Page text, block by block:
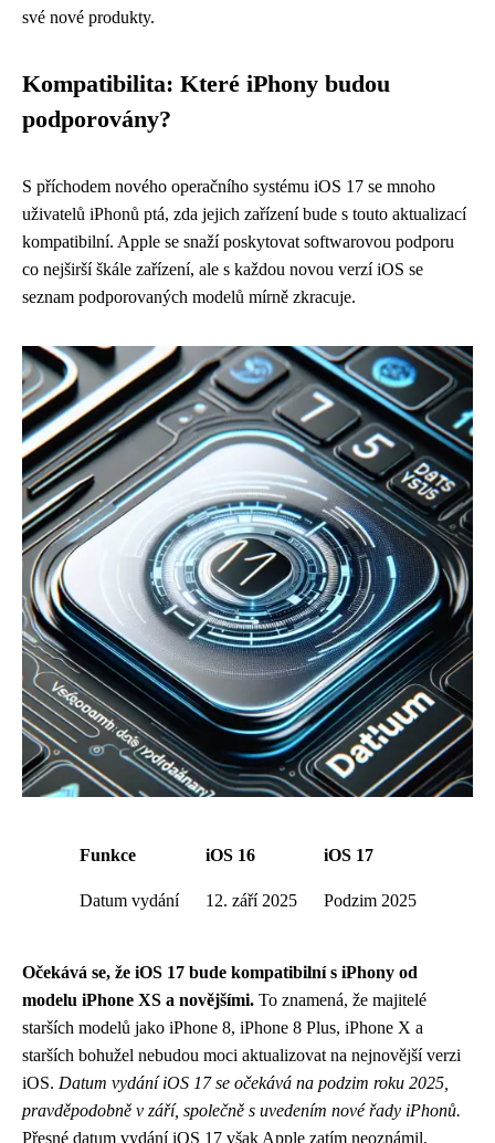
své nové produkty.
Kompatibilita: Které iPhony budou
podporovány?
S příchodem nového operačního systému iOS 17 se mnoho
uživatelů iPhonů ptá, zda jejich zařízení bude s touto aktualizací
kompatibilní. Apple se snaží poskytovat softwarovou podporu
co nejširší škále zařízení, ale s každou novou verzí iOS se
seznam podporovaných modelů mírně zkracuje.
Funkce iOS 16 iOS 17
Datum vydání 12. září 2025 Podzim 2025
Očekává se, že iOS 17 bude kompatibilní s iPhony od
modelu iPhone XS a novějšími. To znamená, že majitelé
starších modelů jako iPhone 8, iPhone 8 Plus, iPhone X a
starších bohužel nebudou moci aktualizovat na nejnovější verzi
iOS. Datum vydání iOS 17 se očekává na podzim roku 2025,
pravděpodobně v září, společně s uvedením nové řady iPhonů.
Přesné datum vydání iOS 17 však Apple zatím neoznámil.